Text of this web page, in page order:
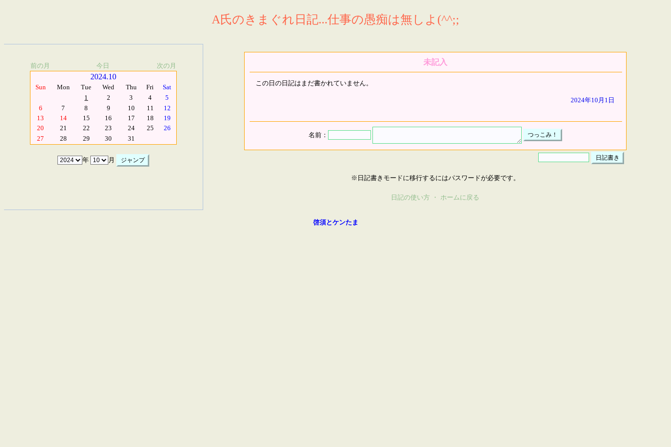
A氏のきまぐれ日記...仕事の愚痴は無しよ(^^;;
前の月 今日 次の月
2024.10
Sun Mon Tue Wed Thu Fri
Sat
1
2 3 4
5
6
7 8 9 10 11
12
13
14 15 16 17 18
19
20
21 22 23 24 25
26
27
28 29 30 31
年 月
未記入
この日の日記はまだ書かれていません。
2024年10月1日
名前：
※日記書きモードに移行するにはパスワードが必要です。
日記の使い方 ・ ホームに戻る
啓須とケンたま